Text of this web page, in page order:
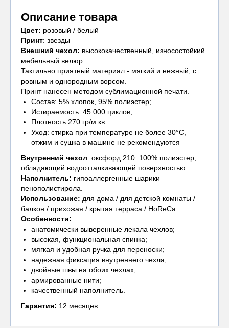
Описание товара
Цвет: розовый / белый
Принт: звезды
Внешний чехол: высококачественный, износостойкий
мебельный велюр.
Тактильно приятный материал - мягкий и нежный, с
ровным и однородным ворсом.
Принт нанесен методом сублимационной печати.
Состав: 5% хлопок, 95% полиэстер;
Истираемость: 45 000 циклов;
Плотность 270 гр/м.кв
Уход: стирка при температуре не более 30°С,
отжим и сушка в машине не рекомендуются
Внутренний чехол: оксфорд 210. 100% полиэстер,
обладающий водоотталкивающей поверхностью.
Наполнитель: гипоаллергенные шарики
пенополистирола.
Использование: для дома / для детской комнаты /
балкон / прихожая / крытая терраса / HoReCa.
Особенности:
анатомически выверенные лекала чехлов;
высокая, функциональная спинка;
мягкая и удобная ручка для переноски;
надежная фиксация внутреннего чехла;
двойные швы на обоих чехлах;
армированные нити;
качественный наполнитель.
Гарантия: 12 месяцев.